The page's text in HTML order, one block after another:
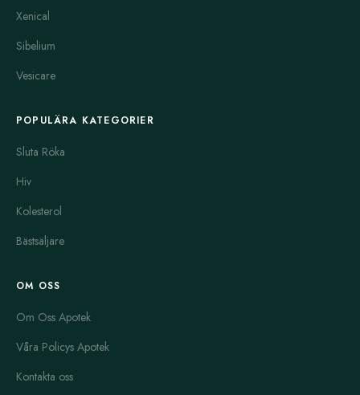
läkemedel innehåller ofta en kombination av sildenafil eller
dysfunktion och för tidig utlösning. Malegra dxt och malegra
fxt är också kombinationsmediciner som innehåller flera
Tadapox och viagra med dapoxetine har tillsatt dapoxetin, som
som enbart fokuserar på för tidig utlösning. Det är särskilt
Viagra och Cialis. De är prisvänliga och fungerar på samma
unga män och de som vill prova en effektiv behandling utan
hög kostnad.
med prostata. Dessa läkemedel gör det lättare att urinera när
prostata har svullnat eller blivit förstorad. Fincar och Proscar är
Xenical
Sibelium
Vesicare
POPULÄRA KATEGORIER
Sluta Röka
Hiv
Kolesterol
Bästsäljare
OM OSS
Om Oss Apotek
Våra Policys Apotek
Kontakta oss